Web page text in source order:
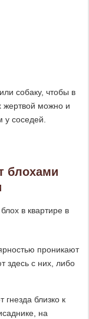
собаку, чтобы в
жертвой можно и
соседей.
блохами
в квартире в
проникают
здесь с них, либо
близко к
на